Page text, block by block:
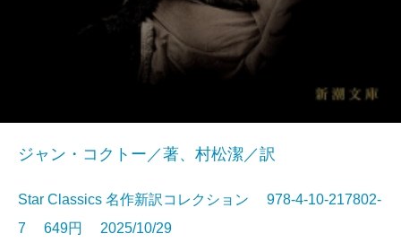
ジャン・コクトー／著、村松潔／訳
Star Classics 名作新訳コレクション 978-4-10-217802-
7 649円 2025/10/29